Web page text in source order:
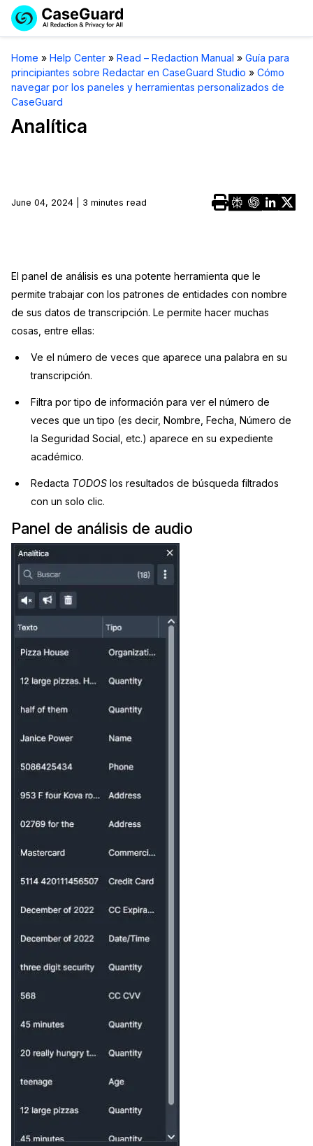
Servicios
Licencia de CaseGuard Studio
Precios de Redacción a Pedido
Soluciones
Redacción de vídeos
Redacción de audio
Transcripción y Traducción
Industrias
Transportación
El Gobierno
Sector Jurídico
Servicios Financieros
Casinos
Medios de Comunicación y
Entretenimiento
Centros de Atención Telefónica
Centros de Crisis y Las Líneas Directas
La Venta al Por Menor
TI y Operaciones
Recursos
Casos Practicos
Centro de Ayuda
Videoteca
Recomendaciones
Sobre nosotros
Trabaja con nosotros
Solicitar cotización
Demo
Home » Help Center » Read – Redaction Manual » Guía para
principiantes sobre Redactar en CaseGuard Studio » Cómo
navegar por los paneles y herramientas personalizados de
CaseGuard
Analítica
June 04, 2024 | 3 minutes read
El panel de análisis es una potente herramienta que le
permite trabajar con los patrones de entidades con nombre
de sus datos de transcripción. Le permite hacer muchas
cosas, entre ellas:
Ve el número de veces que aparece una palabra en su
transcripción.
Filtra por tipo de información para ver el número de
veces que un tipo (es decir, Nombre, Fecha, Número de
la Seguridad Social, etc.) aparece en su expediente
académico.
Redacta TODOS los resultados de búsqueda filtrados
con un solo clic.
Panel de análisis de audio